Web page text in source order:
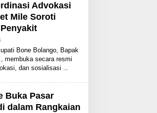
Advokasi
Mile Soroti
O
E
H
A
I
Bone Bolango, Bapak
membuka secara resmi
dan sosialisasi
Buka Pasar
dalam Rangkaian